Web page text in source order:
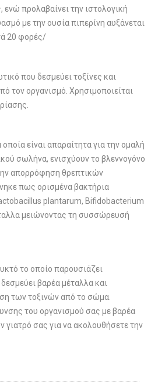
προλαβαίνει την ιστολογική
με την ουσία πιπερίνη αυξάνεται
20 φορές/
που δεσμεύει τοξίνες και
τον οργανισμό. Χρησιμοποιείται
είναι απαραίτητα για την ομαλή
σωλήνα, ενισχύουν το βλεννογόνο
απορρόφηση θρεπτικών
πως ορισμένα βακτήρια
plantarum, Bifidobacterium
μειώνοντας τη συσσώρευσή
το οποίο παρουσιάζει
βαρέα μέταλλα και
των τοξινών από το σώμα.
του οργανισμού σας με βαρέα
γιατρό σας για να ακολουθήσετε την